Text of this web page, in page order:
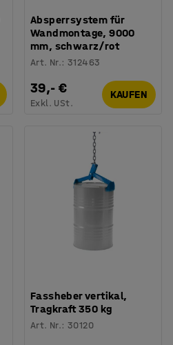
Absperrsystem für
Wandmontage, 9000
mm, schwarz/rot
Art. Nr.:312463
39,- €
Exkl. USt.
KAUFEN
Fassheber vertikal,
Tragkraft 350 kg
Art. Nr.:30120